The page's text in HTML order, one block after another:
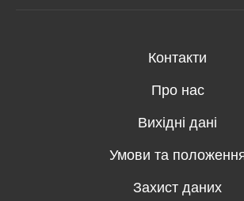
Контакти
Про нас
Вихідні дані
Умови та
Захист даних